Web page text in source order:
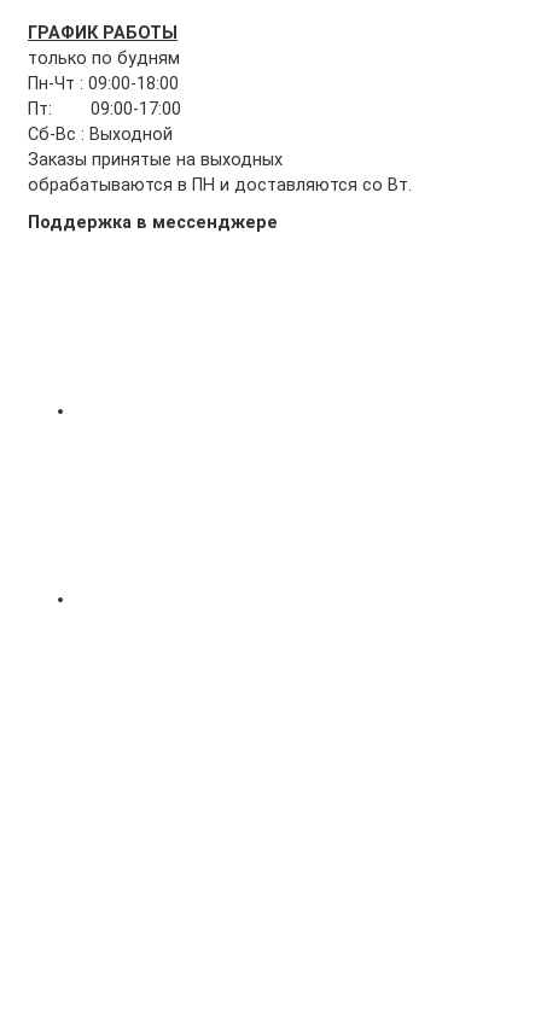
ГРАФИК РАБОТЫ
только по будням
Пн-Чт : 09:00-18:00
Пт: 09:00-17:00
Сб-Вс : Выходной
Заказы принятые на выходных
обрабатываются в ПН и доставляются со Вт.
Поддержка в мессенджере